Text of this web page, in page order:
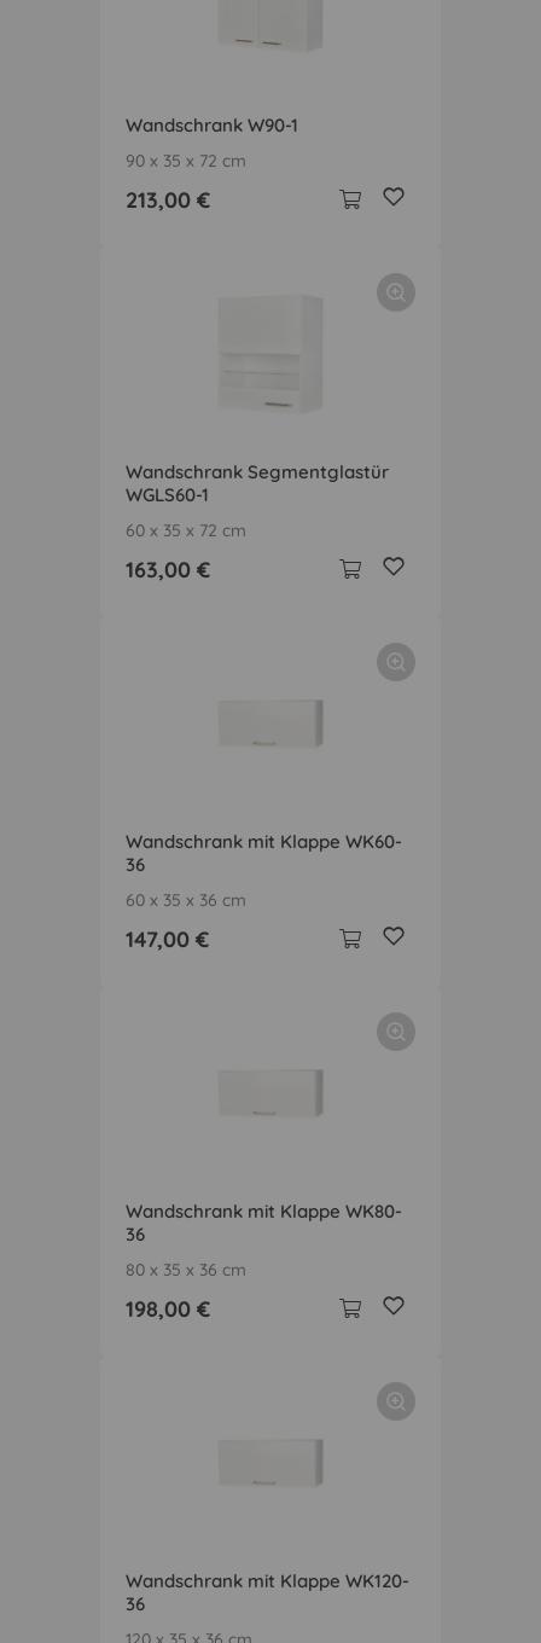
Wandschrank W90-1
90 x 35 x 72 cm
213,00 €
Wandschrank Segmentglastür
WGLS60-1
60 x 35 x 72 cm
163,00 €
Wandschrank mit Klappe WK60-
36
60 x 35 x 36 cm
147,00 €
Wandschrank mit Klappe WK80-
36
80 x 35 x 36 cm
198,00 €
Wandschrank mit Klappe WK120-
36